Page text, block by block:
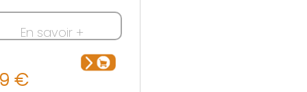
En savoir +
€